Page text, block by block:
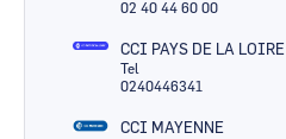
02 40 44 60 00
CCI PAYS DE LA LOIRE
Tel
0240446341
CCI MAYENNE